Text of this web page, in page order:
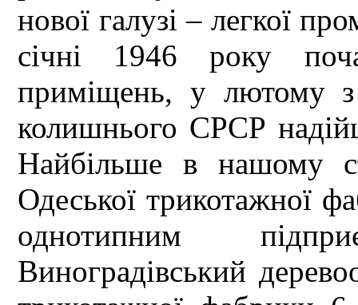
нової галузі – легкої
січні 1946 року
приміщень, у лютому з
колишнього СРСР
Найбільше в нашому
Одеської трикотажної
однотипним
Виноградівський